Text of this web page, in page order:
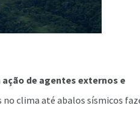
ação de agentes externos e
no clima até abalos sísmicos